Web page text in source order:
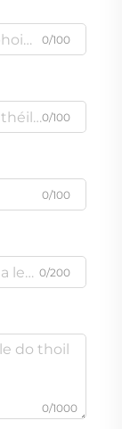
0/100
0/100
0/100
0/200
0/1000